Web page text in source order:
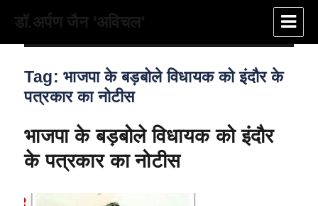
डॉ.अर्पण जैन 'अविचल'
Tag:भाजपा के बड़बोले विधायक को इंदौर के
पत्रकार का नोटीस
भाजपा के बड़बोले विधायक को इंदौर
के पत्रकार का नोटीस